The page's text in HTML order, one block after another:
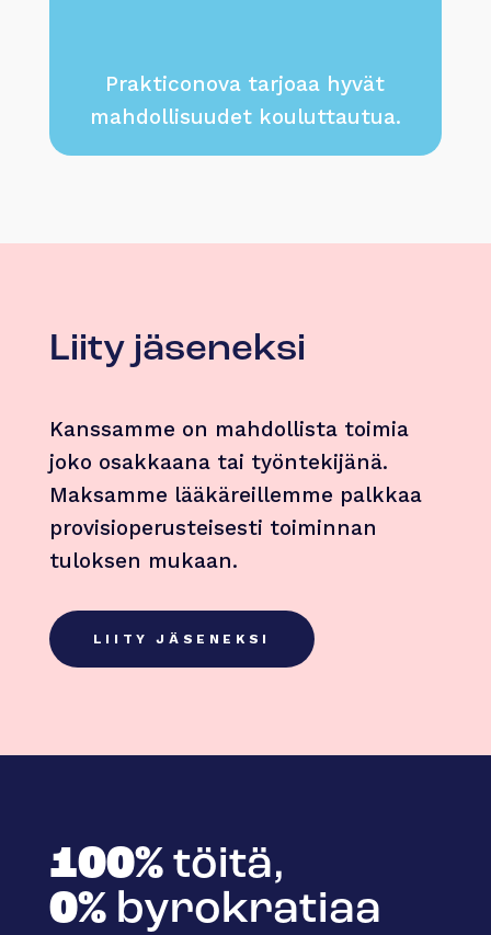
Prakticonova tarjoaa hyvät
mahdollisuudet kouluttautua.
Liity jäseneksi
Kanssamme on mahdollista toimia
joko osakkaana tai työntekijänä.
Maksamme lääkäreillemme palkkaa
provisioperusteisesti toiminnan
tuloksen mukaan.
LIITY JÄSENEKSI
100%töitä,
0%byrokratiaa